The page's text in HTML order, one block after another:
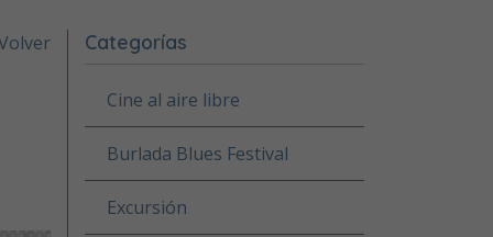
Categorías
Cine al aire libre
Burlada Blues Festival
Excursión